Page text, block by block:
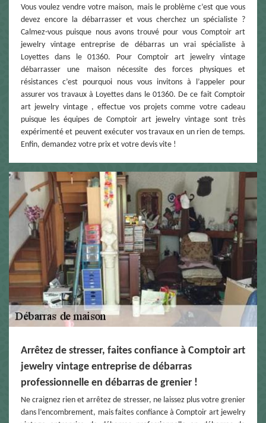
Vous voulez vendre votre maison, mais le problème c’est que vous
devez encore la débarrasser et vous cherchez un spécialiste ?
Calmez-vous puisque nous avons trouvé pour vous Comptoir art
jewelry vintage entreprise de débarras un vrai spécialiste à
Loyettes dans le 01360. Pour Comptoir art jewelry vintage
débarrasser une maison nécessite des forces physiques et
résistances c’est pourquoi nous vous invitons à l’appeler pour
assurer vos travaux à Loyettes dans le 01360. De ce fait Comptoir
art jewelry vintage , effectue vos projets comme votre cadeau
puisque les équipes de Comptoir art jewelry vintage sont très
expérimenté et peuvent exécuter vos travaux en un rien de temps.
Enfin, demandez votre prix et votre devis vite !
Arrêtez de stresser, faites confiance à Comptoir art
jewelry vintage entreprise de débarras
professionnelle en débarras de grenier !
Ne craignez rien et arrêtez de stresser, ne laissez plus votre grenier
dans l’encombrement, mais faites confiance à Comptoir art jewelry